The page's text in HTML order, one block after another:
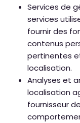
Services de
services
fournir des
contenus
pertinentes
localisation.
Analyses et
localisation
fournisseur